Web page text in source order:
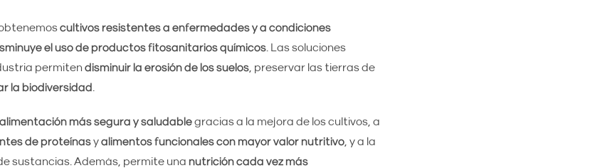
cultivos resistentes a enfermedades y a condiciones
el uso de productos fitosanitarios químicos. Las soluciones
permiten disminuir la erosión de los suelos, preservar las tierras de
la biodiversidad
alimentación más segura y saludablegracias a la mejora de los cultivos, a
de proteínasyalimentos funcionales con mayor valor nutritivo, y a la
sustancias. Además, permite una nutrición cada vez más